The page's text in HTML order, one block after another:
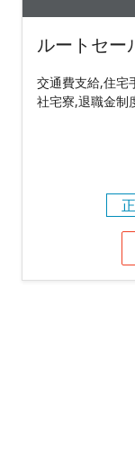
ルートセー
交通費支給,住宅
社宅寮,退職金制